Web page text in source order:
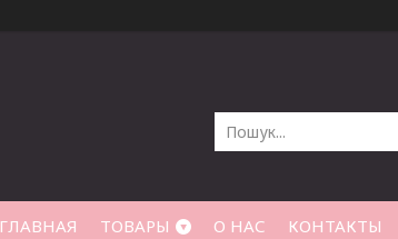
ГЛАВНАЯ ТОВАРЫ О НАС КОНТАКТЫ